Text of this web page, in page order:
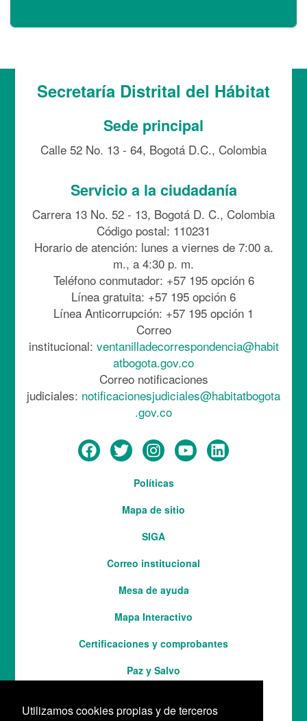
Utilizamos cookies propias y de terceros
Secretaría Distrital del Hábitat
Sede principal
Calle 52 No. 13 - 64, Bogotá D.C., Colombia
Servicio a la ciudadanía
Carrera 13 No. 52 - 13, Bogotá D. C., Colombia
Código postal: 110231
Horario de atención: lunes a viernes de 7:00 a.
m., a 4:30 p. m.
Teléfono conmutador: +57 195 opción 6
Línea gratuita: +57 195 opción 6
Línea Anticorrupción: +57 195 opción 1
Correo
institucional: ventanilladecorrespondencia@habit
atbogota.gov.co
Correo notificaciones
judiciales: notificacionesjudiciales@habitatbogota
.gov.co
Políticas
Mapa de sitio
SIGA
Correo institucional
Mesa de ayuda
Mapa Interactivo
ServicesCertificaciones y comprobantes
Paz y Salvo